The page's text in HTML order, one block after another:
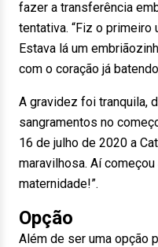
fazer a transferência
tentativa. “Fiz o
Estava lá um
com o coração já
A gravidez foi tranquila,
sangramentos no
16 de julho de 2020 a
maravilhosa. Aí
maternidade!”.
Opção
Além de ser uma opção